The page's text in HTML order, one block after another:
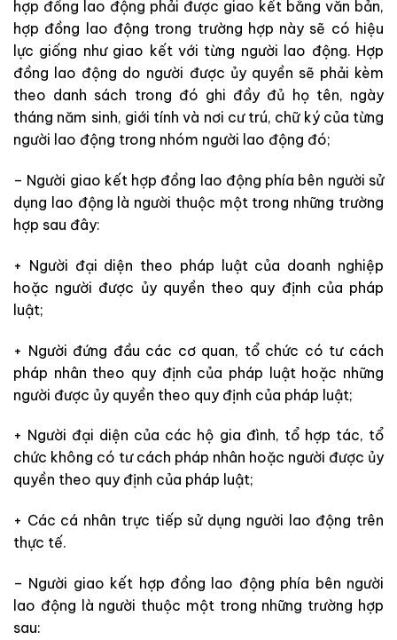
hợp đồng lao động phải được giao kết bằng văn bản,
hợp đồng lao động trong trường hợp này sẽ có hiệu
lực giống như giao kết với từng người lao động. Hợp
đồng lao động do người được ủy quyền sẽ phải kèm
theo danh sách trong đó ghi đầy đủ họ tên, ngày
tháng năm sinh, giới tính và nơi cư trú, chữ ký của từng
người lao động trong nhóm người lao động đó;
– Người giao kết hợp đồng lao động phía bên người sử
dụng lao động là người thuộc một trong những trường
hợp sau đây:
+ Người đại diện theo pháp luật của doanh nghiệp
hoặc người được ủy quyền theo quy định của pháp
luật;
+ Người đứng đầu các cơ quan, tổ chức có tư cách
pháp nhân theo quy định của pháp luật hoặc những
người được ủy quyền theo quy định của pháp luật;
+ Người đại diện của các hộ gia đình, tổ hợp tác, tổ
chức không có tư cách pháp nhân hoặc người được ủy
quyền theo quy định của pháp luật;
+ Các cá nhân trực tiếp sử dụng người lao động trên
thực tế.
– Người giao kết hợp đồng lao động phía bên người
lao động là người thuộc một trong những trường hợp
sau: